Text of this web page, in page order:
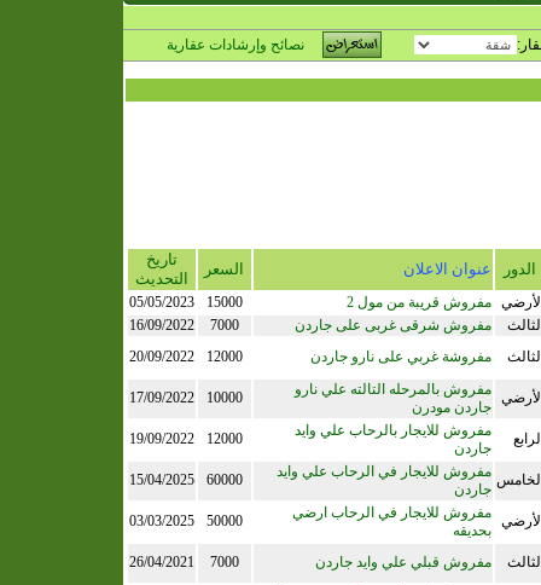
نصائح وإرشادات عقارية
الدور عنوان الاعلان السعر
تاريخ
التحديث
مفروش قريبة من مول 2 15000
05/05/2023
مفروش شرقى غربى على جاردن 7000
16/09/2022
مفروشة غربي على نارو جاردن 12000
20/09/2022
مفروش بالمرحله التالته علي نارو
جاردن مودرن
10000
17/09/2022
مفروش للايجار بالرحاب علي وايد
جاردن
12000
19/09/2022
مفروش للايجار في الرحاب علي وايد
جاردن
60000
15/04/2025
مفروش للايجار في الرحاب ارضي
بحديقه
50000
03/03/2025
مفروش قبلي علي وايد جاردن 7000
26/04/2021